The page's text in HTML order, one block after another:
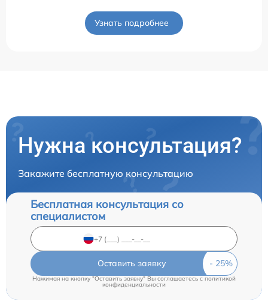
Узнать подробнее
Нужна консультация?
Закажите бесплатную консультацию
Бесплатная консультация со
специалистом
Оставить заявку
Нажимая на кнопку "Оставить заявку" Вы соглашаетесь c политикой
конфиденциальности